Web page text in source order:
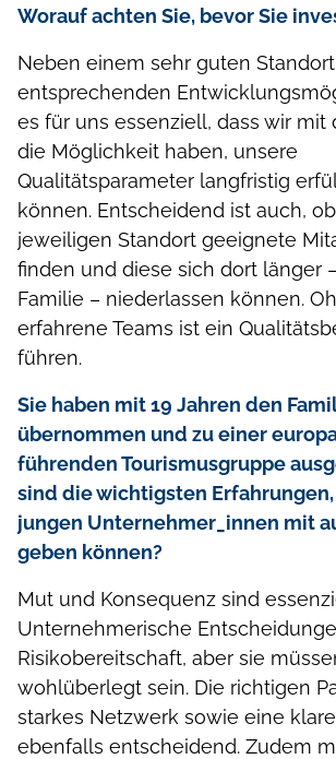
Worauf achten Sie, bevor Sie
Neben einem sehr guten
entsprechenden
es für uns essenziell, dass wir mit
die Möglichkeit haben, unsere
Qualitätsparameter langfristig
können. Entscheidend ist auch,
jeweiligen Standort geeignete
finden und diese sich dort länger
Familie – niederlassen können.
erfahrene Teams ist ein
führen.
Sie haben mit 19 Jahren den
übernommen und zu einer
führenden Tourismusgruppe
sind die wichtigsten
jungen Unternehmer_innen mit
geben können?
Mut und Konsequenz sind
Unternehmerische
Risikobereitschaft, aber sie
wohlüberlegt sein. Die richtigen
starkes Netzwerk sowie eine
ebenfalls entscheidend. Zudem